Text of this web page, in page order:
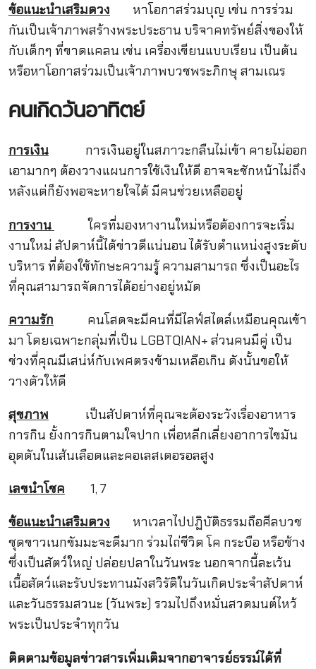
ข้อแนะนำเสริมดวง หาโอกาสร่วมบุญ เช่น การร่วม
กันเป็นเจ้าภาพสร้างพระประธาน บริจาคทรัพย์สิ่งของให้
กับเด็กๆ ที่ขาดแคลน เช่น เครื่องเขียนแบบเรียน เป็นต้น
หรือหาโอกาสร่วมเป็นเจ้าภาพบวชพระภิกษุ สามเณร
คนเกิดวันอาทิตย์
การเงินการเงินอยู่ในสภาวะกลืนไม่เข้า คายไม่ออก
เอามากๆ ต้องวางแผนการใช้เงินให้ดี อาจจะชักหน้าไม่ถึง
หลังแต่ก็ยังพอจะหายใจได้ มีคนช่วยเหลืออยู่
การงาน
ใครที่มองหางานใหม่หรือต้องการจะเริ่ม
งานใหม่ สัปดาห์นี้ได้ข่าวดีแน่นอน ได้รับตำแหน่งสูงระดับ
บริหาร ที่ต้องใช้ทักษะความรู้ ความสามารถ ซึ่งเป็นอะไร
ที่คุณสามารถจัดการได้อย่างอยู่หมัด
ความรัก คนโสดจะมีคนที่มีไลฟ์สไตล์เหมือนคุณเข้า
มา โดยเฉพาะกลุ่มที่เป็น LGBTQIAN+ ส่วนคนมีคู่ เป็น
ช่วงที่คุณมีเสน่ห์กับเพศตรงข้ามเหลือเกิน ดังนั้นขอให้
วางตัวให้ดี
สุขภาพ เป็นสัปดาห์ที่คุณจะต้องระวังเรื่องอาหาร
การกิน ยั้งการกินตามใจปาก เพื่อหลีกเลี่ยงอาการไขมัน
อุดตันในเส้นเลือดและคอเลสเตอรอลสูง
เลขนำโชค 1, 7
ข้อแนะนำเสริมดวง หาเวลาไปปฏิบัติธรรมถือศีลบวช
ชุดขาวเนกขัมมะจะดีมาก ร่วมไถ่ชีวิต โค กระบือ หรือช้าง
ซึ่งเป็นสัตว์ใหญ่ ปล่อยปลาในวันพระ นอกจากนี้ละเว้น
เนื้อสัตว์และรับประทานมังสวิรัติในวันเกิดประจำสัปดาห์
และวันธรรมสวนะ (วันพระ) รวมไปถึงหมั่นสวดมนต์ไหว้
พระเป็นประจำทุกวัน
ติดตามข้อมูลข่าวสารเพิ่มเติมจากอาจารย์ธรรม์ได้ที่